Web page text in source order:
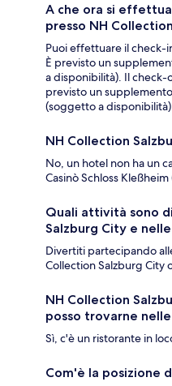
A che ora si
presso NH
Puoi effettuare il check-
È previsto un
a disponibilità). Il check-
previsto un
(soggetto a
NH Collection
No, un hotel non ha un
Casinò Schloss
Quali attività sono
Salzburg City e
Divertiti partecipando
Collection Salzburg City
NH Collection
posso trovarne
Sì, c'è un ristorante in
Com'è la posizione